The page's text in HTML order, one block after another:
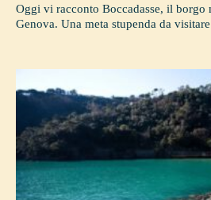
Oggi vi racconto Boccadasse, il borgo
Genova. Una meta stupenda da